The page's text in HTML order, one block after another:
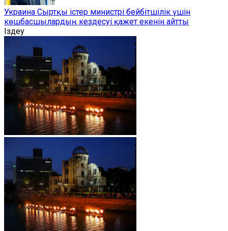
Украина Сыртқы істер министрі бейбітшілік үшін
көшбасшылардың кездесуі қажет екенін айтты
Іздеу